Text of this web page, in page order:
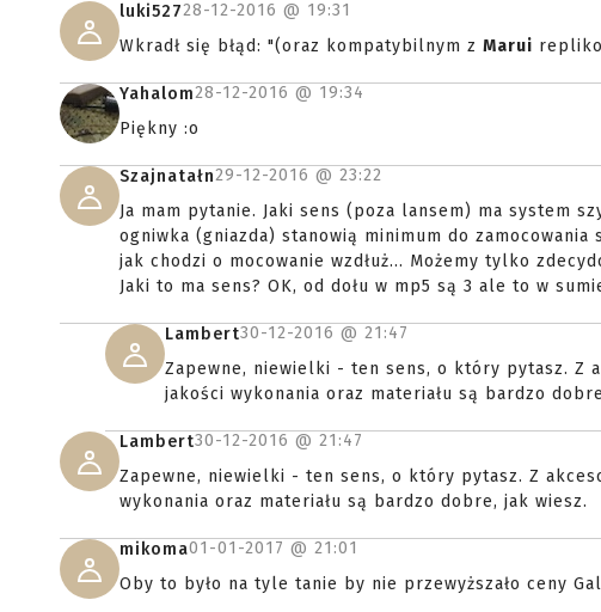
luki52728-12-2016 @ 19:31
Wkradł się błąd: "(oraz kompatybilnym z Marui
Yahalom28-12-2016 @ 19:34
Piękny :o
Szajnatałn29-12-2016 @ 23:22
Ja mam pytanie. Jaki sens (poza lansem) ma system
ogniwka (gniazda) stanowią minimum do zamocowania
jak chodzi o mocowanie wzdłuż... Możemy tylko
Jaki to ma sens? OK, od dołu w mp5 są 3 ale to w
Lambert30-12-2016 @ 21:47
Zapewne, niewielki - ten sens, o który pytasz. Z
jakości wykonania oraz materiału są bardzo
Lambert30-12-2016 @ 21:47
Zapewne, niewielki - ten sens, o który pytasz. Z
wykonania oraz materiału są bardzo dobre, jak wiesz.
mikoma01-01-2017 @ 21:01
Oby to było na tyle tanie by nie przewyższało ceny